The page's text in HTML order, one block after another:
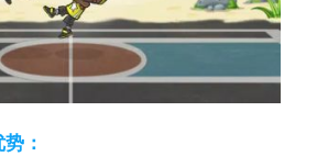
：